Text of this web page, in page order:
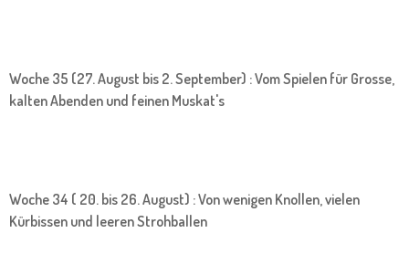
Woche 35 (27. August bis 2. September) : Vom Spielen für Grosse,
kalten Abenden und feinen Muskat's
Woche 34 ( 20. bis 26. August) : Von wenigen Knollen, vielen
Kürbissen und leeren Strohballen